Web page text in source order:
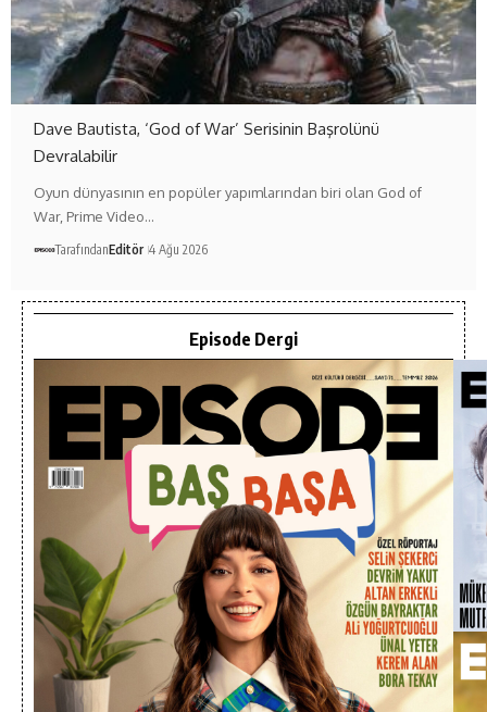
Dave Bautista, ‘God of War’ Serisinin Başrolünü
Devralabilir
Oyun dünyasının en popüler yapımlarından biri olan God of
War, Prime Video…
TarafındanEditör 4 Ağu 2026
Episode Dergi